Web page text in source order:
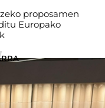
proposamen
Europako